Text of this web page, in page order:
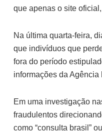
que apenas o site
Na última quarta-feira,
que indivíduos que
fora do período
informações da Agência
Em uma investigação
fraudulentos
como “consulta brasil”